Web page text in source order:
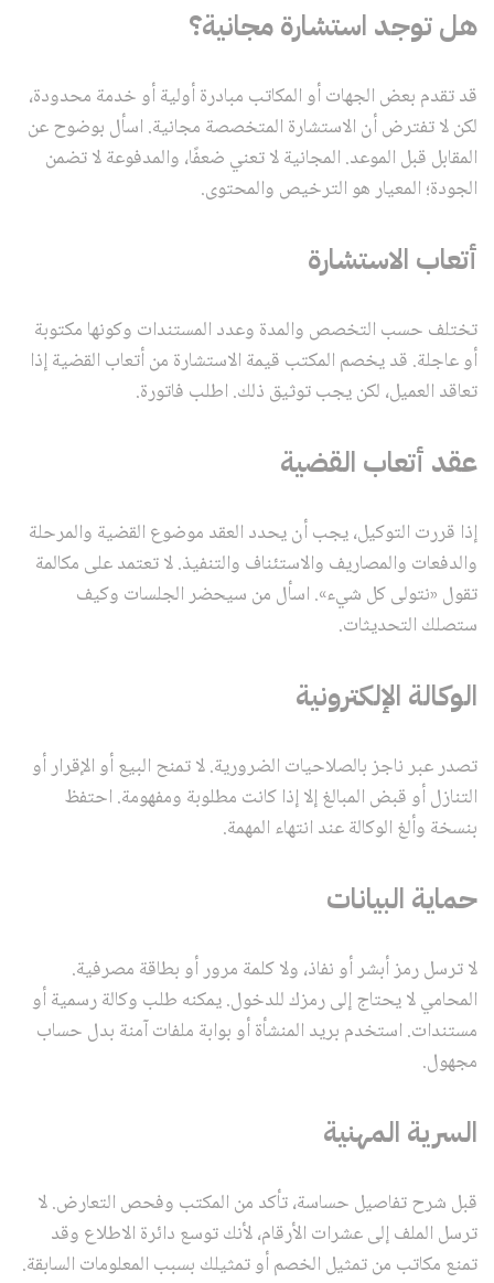
هل توجد استشارة مجانية؟
قد تقدم بعض الجهات أو المكاتب مبادرة أولية أو خدمة محدودة،
لكن لا تفترض أن الاستشارة المتخصصة مجانية. اسأل بوضوح عن
المقابل قبل الموعد. المجانية لا تعني ضعفًا، والمدفوعة لا تضمن
الجودة؛ المعيار هو الترخيص والمحتوى.
أتعاب الاستشارة
تختلف حسب التخصص والمدة وعدد المستندات وكونها مكتوبة
أو عاجلة. قد يخصم المكتب قيمة الاستشارة من أتعاب القضية إذا
تعاقد العميل، لكن يجب توثيق ذلك. اطلب فاتورة.
عقد أتعاب القضية
إذا قررت التوكيل، يجب أن يحدد العقد موضوع القضية والمرحلة
والدفعات والمصاريف والاستئناف والتنفيذ. لا تعتمد على مكالمة
تقول «نتولى كل شيء». اسأل من سيحضر الجلسات وكيف
ستصلك التحديثات.
الوكالة الإلكترونية
تصدر عبر ناجز بالصلاحيات الضرورية. لا تمنح البيع أو الإقرار أو
التنازل أو قبض المبالغ إلا إذا كانت مطلوبة ومفهومة. احتفظ
بنسخة وألغ الوكالة عند انتهاء المهمة.
حماية البيانات
لا ترسل رمز أبشر أو نفاذ، ولا كلمة مرور أو بطاقة مصرفية.
المحامي لا يحتاج إلى رمزك للدخول. يمكنه طلب وكالة رسمية أو
مستندات. استخدم بريد المنشأة أو بوابة ملفات آمنة بدل حساب
مجهول.
السرية المهنية
قبل شرح تفاصيل حساسة، تأكد من المكتب وفحص التعارض. لا
ترسل الملف إلى عشرات الأرقام، لأنك توسع دائرة الاطلاع وقد
تمنع مكاتب من تمثيل الخصم أو تمثيلك بسبب المعلومات السابقة.